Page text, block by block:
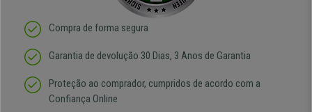
Compra de forma segura
Garantia de devolução 30 Dias, 3 Anos de Garantia
Proteção ao comprador, cumpridos de acordo com a
Confiança Online